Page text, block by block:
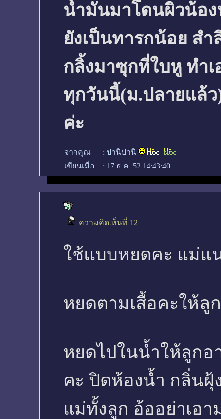
น้ำมันมาโดนผิวน้อง
ยังเป็นทารกน้อย ส
กลิ้งมาซุกที่ใบหู ทำ
ทุกวันนี้(ม.ปลายแล้ว
ค่ะ
จากคุณ : ปานิปานิ
เขียนเมื่อ
: 17 ธ.ค. 52 14:43:40
ความคิดเห็นที่ 12
ใช้แบบหยดคะ แม่แ
หยดตามเสื้อคะให้ลู
หยดไปในน้ำให้ลูกอ
คะ ปิดห้องน้ำ กลิ่นฝุ้
แม่ทั้งลูก อ้ออย่าเอ